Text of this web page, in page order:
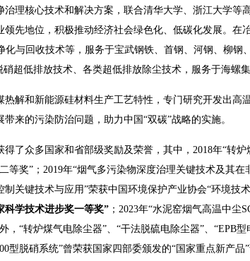
治理核心技术和解决方案，联合清华大学、浙江大学等
领先地位，积极推动经济社会绿色化、低碳化发展。在
化与回收技术等，服务于宝武钢铁、首钢、河钢、柳钢
硝超低排放技术、各类超低排放除尘技术，服务于海螺
热解和新能源硅材料生产工艺特性，专门研究开发出
来的污染防治问题，助力中国“双碳”战略的实施。
得了众多国家和省部级奖励及荣誉，其中，2018年“转
等奖”；2019年“烟气多污染物深度治理关键技术及其
关键技术与应用”荣获中国环境保护产业协会“环境技术
科学技术进步奖一等奖” ；2023年“水泥窑烟气高温中尘
，“转炉煤气电除尘器”、“干法脱硫电除尘器”、“EPB
型脱硝系统”曾荣获国家四部委颁发的“国家重点新产